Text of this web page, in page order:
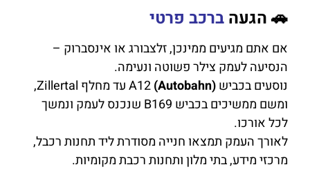
🚗 הגעה ברכב פרטי
אם אתם מגיעים ממינכן, זלצבורג או אינסברוק –
הנסיעה לעמק צילר פשוטה ונעימה.
נוסעים בכביש A12(Autobahn)
עד מחלף Zillertal,
ומשם ממשיכים בכביש B169 שנכנס לעמק ונמשך
לכל אורכו.
לאורך העמק תמצאו חנייה מסודרת ליד תחנות רכבל,
מרכזי מידע, בתי מלון ותחנות רכבת מקומיות.